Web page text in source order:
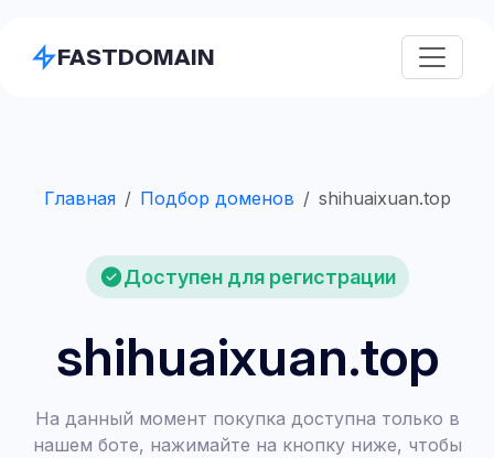
FASTDOMAIN
Главная Подбор доменов shihuaixuan.top
Доступен для регистрации
shihuaixuan.top
На данный момент покупка доступна только в
нашем боте, нажимайте на кнопку ниже, чтобы